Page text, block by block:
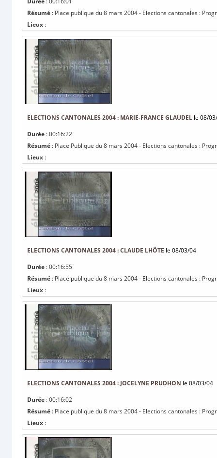
Résumé : Place publique du 8 mars 2004 - Elections cantonales :
Lieux :
ELECTIONS CANTONALES 2004 : MARIE-FRANCE GLAUDEL le 08/
Durée : 00:16:22
Résumé : Place Publique du 8 mars 2004 - Elections cantonales :
Lieux :
ELECTIONS CANTONALES 2004 : CLAUDE LHÔTE le 08/03/04
Durée : 00:16:55
Résumé : Place publique du 8 mars 2004 - Elections cantonales :
Lieux :
ELECTIONS CANTONALES 2004 : JOCELYNE PRUDHON le 08/03/04
Durée : 00:16:02
Résumé : Place publique du 8 mars 2004 - Elections cantonales :
Lieux :